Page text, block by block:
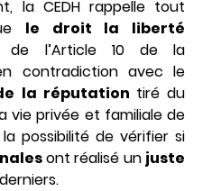
la CEDH rappelle tout
le droit la liberté
de l’Article 10 de la
contradiction avec le
la réputation tiré du
vie privée et familiale de
possibilité de vérifier si
ont réalisé un juste